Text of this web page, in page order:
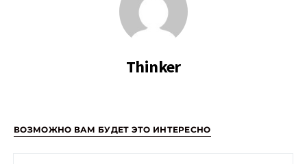
Thinker
ВОЗМОЖНО ВАМ БУДЕТ ЭТО ИНТЕРЕСНО